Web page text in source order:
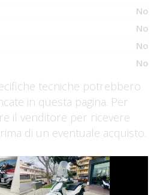
No
No
No
No
tecniche potrebbero
in questa pagina. Per
il venditore per ricevere
di un eventuale acquisto.
PIAGGIO LIBERTY